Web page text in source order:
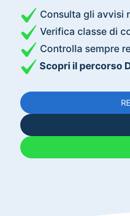
Consulta gli avvisi
Verifica classe di
Controlla sempre
Scopri il percorso